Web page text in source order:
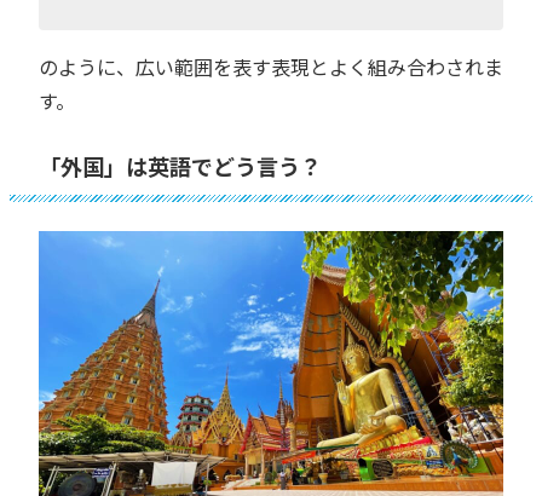
のように、広い範囲を表す表現とよく組み合わされま
す。
「外国」は英語でどう言う？